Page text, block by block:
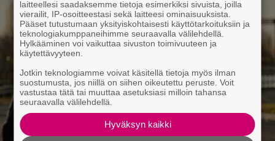
laitteellesi saadaksemme tietoja esimerkiksi sivuista, joilla
vierailit, IP-osoitteestasi sekä laitteesi ominaisuuksista.
Pääset tutustumaan yksityiskohtaisesti käyttötarkoituksiin ja
teknologiakumppaneihimme seuraavalla välilehdellä.
Hylkääminen voi vaikuttaa sivuston toimivuuteen ja
käytettävyyteen.
Jotkin teknologiamme voivat käsitellä tietoja myös ilman
suostumusta, jos niillä on siihen oikeutettu peruste. Voit
vastustaa tätä tai muuttaa asetuksiasi milloin tahansa
seuraavalla välilehdellä.
Hyväksyn kaikki